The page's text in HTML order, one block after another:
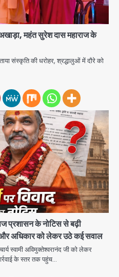
महंत सुरेश दास महाराज के
संस्कृति की धरोहर, श्रद्धालुओं में दौरे को
प्रशासन के नोटिस से बढ़ी
अधिकार को लेकर उठे कई सवाल
स्वामी अविमुक्तेश्वरानंद जी को लेकर
के स्तर तक पहुंच…
हासिल करना लक्ष्य: डीएम